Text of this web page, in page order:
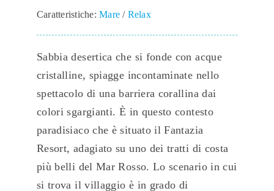
Caratteristiche:Mare / Relax
Sabbia desertica che si fonde con acque
cristalline, spiagge incontaminate nello
spettacolo di una barriera corallina dai
colori sgargianti. È in questo contesto
paradisiaco che è situato il Fantazia
Resort, adagiato su uno dei tratti di costa
più belli del Mar Rosso. Lo scenario in cui
si trova il villaggio è in grado di